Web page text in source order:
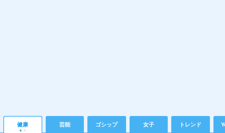
健康 芸能 ゴシップ 女子 トレンド